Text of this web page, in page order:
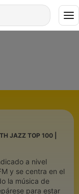
JAZZ TOP 100 |
a nivel
y se centra en el
la música de